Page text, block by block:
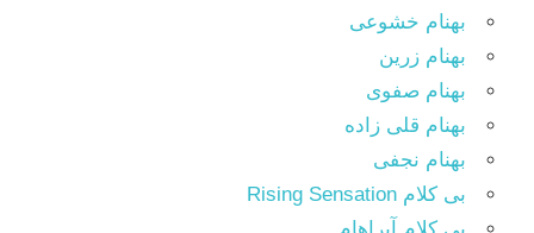
بهنام خشوعی
بهنام زرین
بهنام صفوی
بهنام قلی زاده
بهنام نجفی
بی کلام Rising Sensation